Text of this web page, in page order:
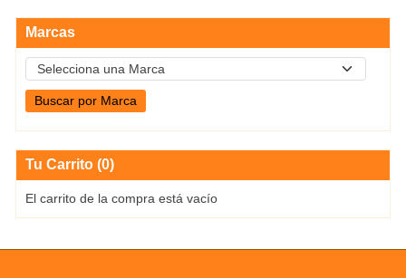
Marcas
Tu Carrito (0)
El carrito de la compra está vacío